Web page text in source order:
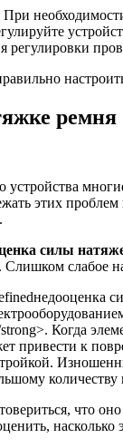
При
регулировки
ремня
устройства
этих
силы
Слишком слабое
что
насколько